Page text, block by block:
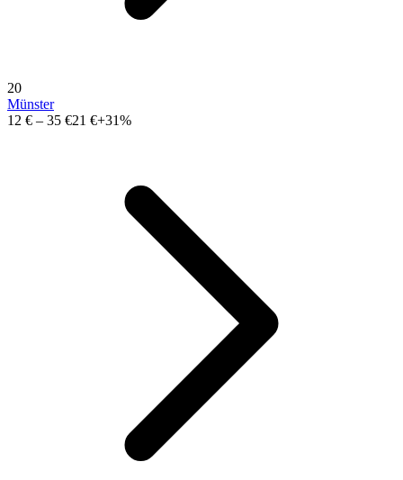
20
Münster
12 € – 35 €21 €+31%